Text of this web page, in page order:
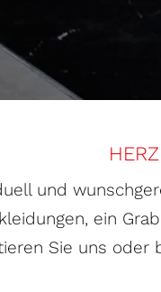
und
ein
Sie uns oder